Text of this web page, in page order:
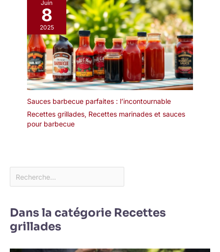
Juin
8
2025
Sauces barbecue parfaites : l’incontournable
Recettes grillades, Recettes marinades et sauces
pour barbecue
Dans la catégorie Recettes
grillades